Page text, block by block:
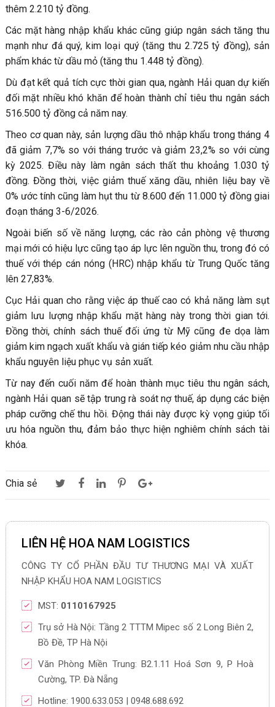
thêm 2.210 tỷ đồng.
Các mặt hàng nhập khẩu khác cũng giúp ngân sách tăng thu
mạnh như đá quý, kim loại quý (tăng thu 2.725 tỷ đồng), sản
phẩm khác từ dầu mỏ (tăng thu 1.448 tỷ đồng).
Dù đạt kết quả tích cực thời gian qua, ngành Hải quan dự kiến
đối mặt nhiều khó khăn để hoàn thành chỉ tiêu thu ngân sách
516.500 tỷ đồng cả năm nay.
Theo cơ quan này, sản lượng dầu thô nhập khẩu trong tháng 4
đã giảm 7,7% so với tháng trước và giảm 23,2% so với cùng
kỳ 2025. Điều này làm ngân sách thất thu khoảng 1.030 tỷ
đồng. Đồng thời, việc giảm thuế xăng dầu, nhiên liệu bay về
0% ước tính cũng làm hụt thu từ 8.600 đến 11.000 tỷ đồng giai
đoạn tháng 3-6/2026.
Ngoài biến số về năng lượng, các rào cản phòng vệ thương
mại mới có hiệu lực cũng tạo áp lực lên nguồn thu, trong đó có
thuế với thép cán nóng (HRC) nhập khẩu từ Trung Quốc tăng
lên 27,83%.
Cục Hải quan cho rằng việc áp thuế cao có khả năng làm sụt
giảm lưu lượng nhập khẩu mặt hàng này trong thời gian tới.
Đồng thời, chính sách thuế đối ứng từ Mỹ cũng đe dọa làm
giảm kim ngạch xuất khẩu và gián tiếp kéo giảm nhu cầu nhập
khẩu nguyên liệu phục vụ sản xuất.
Từ nay đến cuối năm để hoàn thành mục tiêu thu ngân sách,
ngành Hải quan sẽ tập trung rà soát nợ thuế, áp dụng các biện
pháp cưỡng chế thu hồi. Động thái này được kỳ vọng giúp tối
ưu hóa nguồn thu, đảm bảo thực hiện nghiêm chính sách tài
khóa.
Chia sẻ
LIÊN HỆ HOA NAM LOGISTICS
CÔNG TY CỔ PHẦN ĐẦU TƯ THƯƠNG MẠI VÀ XUẤT
NHẬP KHẨU HOA NAM LOGISTICS
MST: 0110167925
Trụ sở Hà Nội: Tầng 2 TTTM Mipec số 2 Long Biên 2,
Bồ Đề, TP Hà Nội
Văn Phòng Miền Trung: B2.1.11 Hoá Sơn 9, P Hoà
Cường, TP. Đà Nẵng
Hotline: 1900.633.053 | 0948.688.692